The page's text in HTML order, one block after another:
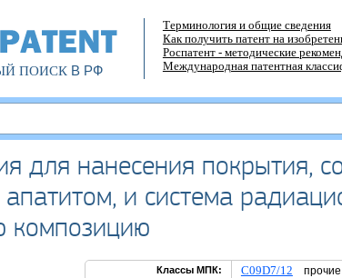
ПОИСКВ РФ
Терминология и общие сведения
Как получить патент на
Роспатент - методические
Международная патентная
для нанесения покрытия,
и система
композицию
Классы МПК: C09D7/12